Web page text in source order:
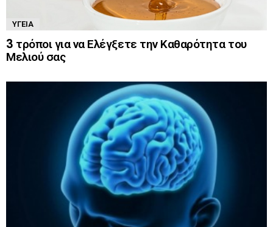
ΥΓΕΊΑ
3 τρόποι για να Ελέγξετε την Καθαρότητα του
Μελιού σας